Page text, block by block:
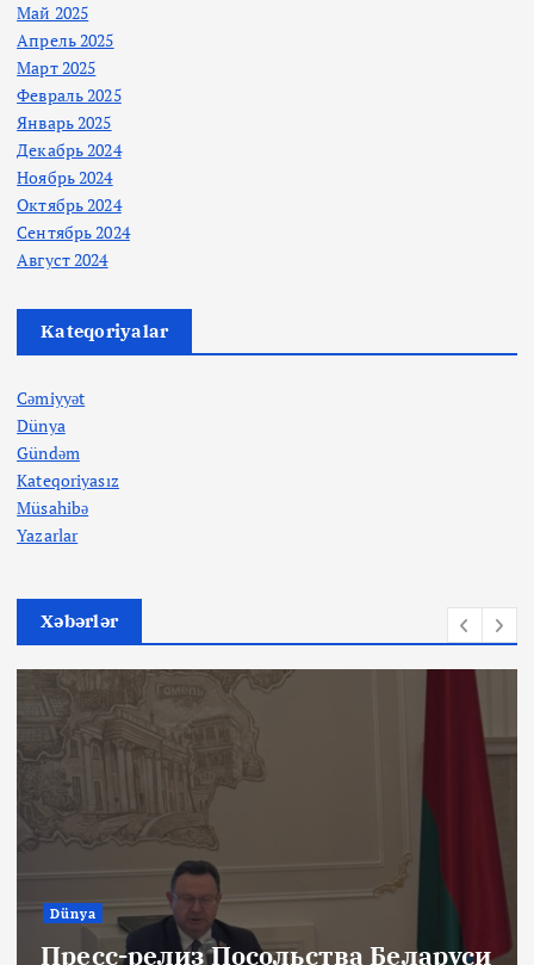
Май 2025
Апрель 2025
Март 2025
Февраль 2025
Январь 2025
Декабрь 2024
Ноябрь 2024
Октябрь 2024
Сентябрь 2024
Август 2024
Kateqoriyalar
Cəmiyyət
Dünya
Gündəm
Kateqoriyasız
Müsahibə
Yazarlar
Xəbərlər
Dünya
Пресс-релиз Посольства Беларуси